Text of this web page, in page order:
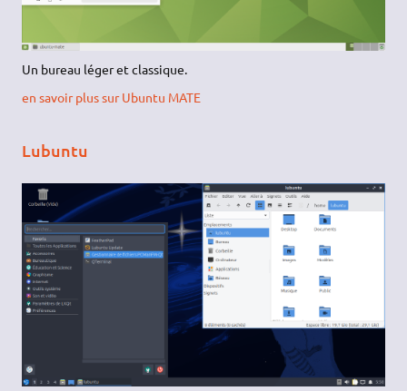
Un bureau léger et classique.
en savoir plus sur Ubuntu MATE
Lubuntu